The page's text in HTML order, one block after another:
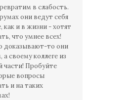
в слабость.
они ведут себя
как и в жизни - хотят
что умнее всех!
доказывают-то они
а своему коллеге из
части! Пробуйте
вопросы
и на таких